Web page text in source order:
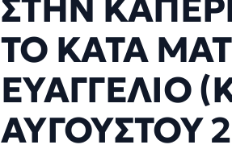
ΣΤΗΝ
ΤΟ ΚΑΤΑ
ΕΥΑΓΓΕΛΙΟ
ΑΥΓΟΥΣΤΟΥ